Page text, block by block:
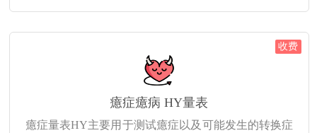
收费
癔症癔病 HY量表
癔症量表HY主要用于测试癔症以及可能发生的转换症